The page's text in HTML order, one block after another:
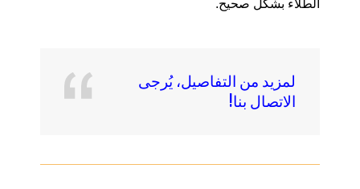
الطلاء بشكل صحيح.
لمزيد من التفاصيل، يُرجى
الاتصال بنا!